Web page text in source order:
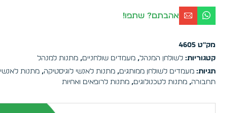
אהבתם? שתפו!
מק"ט4605
קטגוריות: לשולחן המנהל,מעמדים שולחניים,מתנות למנהל
תגיות: מעמדים לשולחן ממותגים,מתנות לאנשי לוגיסטיקה,מתנות לאנשי
תחבורה,מתנות לטכנולוגים,מתנות לרופאים ואחיות